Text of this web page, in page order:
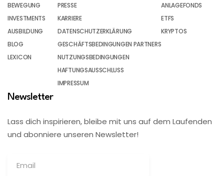
BEWEGUNG
INVESTMENTS
AUSBILDUNG
BLOG
LEXICON
PRESSE
KARRIERE
DATENSCHUTZERKLÄRUNG
GESCHÄFTSBEDINGUNGEN PARTNERS
NUTZUNGSBEDINGUNGEN
HAFTUNGSAUSSCHLUSS
IMPRESSUM
ANLAGEFONDS
ETFS
KRYPTOS
Newsletter
Lass dich inspirieren, bleibe mit uns auf dem Laufenden
und abonniere unseren Newsletter!